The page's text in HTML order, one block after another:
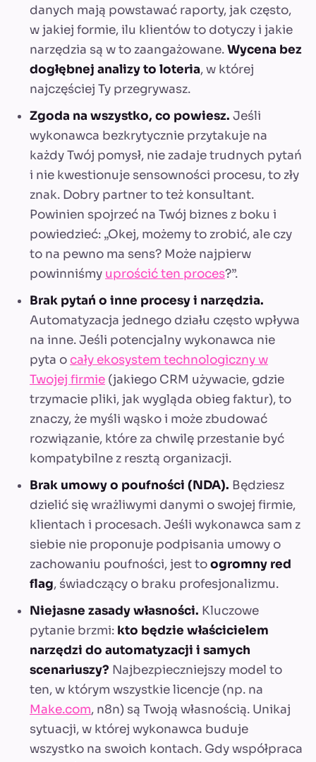
danych mają powstawać raporty, jak często,
w jakiej formie, ilu klientów to dotyczy i jakie
narzędzia są w to zaangażowane.Wycena bez
dogłębnej analizy to loteria, w której
najczęściej Ty przegrywasz.
Zgoda na wszystko, co powiesz. Jeśli
wykonawca bezkrytycznie przytakuje na
każdy Twój pomysł, nie zadaje trudnych pytań
i nie kwestionuje sensowności procesu, to zły
znak. Dobry partner to też konsultant.
Powinien spojrzeć na Twój biznes z boku i
powiedzieć: „Okej, możemy to zrobić, ale czy
to na pewno ma sens? Może najpierw
powinniśmy uprościć ten proces?”.
Brak pytań o inne procesy i narzędzia.
Automatyzacja jednego działu często wpływa
na inne. Jeśli potencjalny wykonawca nie
pyta o cały ekosystem technologiczny w
Twojej firmie (jakiego CRM używacie, gdzie
trzymacie pliki, jak wygląda obieg faktur), to
znaczy, że myśli wąsko i może zbudować
rozwiązanie, które za chwilę przestanie być
kompatybilne z resztą organizacji.
Brak umowy o poufności (NDA). Będziesz
dzielić się wrażliwymi danymi o swojej firmie,
klientach i procesach. Jeśli wykonawca sam z
siebie nie proponuje podpisania umowy o
zachowaniu poufności, jest toogromny red
flag, świadczący o braku profesjonalizmu.
Niejasne zasady własności. Kluczowe
pytanie brzmi: kto będzie właścicielem
narzędzi do automatyzacji i samych
scenariuszy? Najbezpieczniejszy model to
ten, w którym wszystkie licencje (np. na
Make.com, n8n) są Twoją własnością. Unikaj
sytuacji, w której wykonawca buduje
wszystko na swoich kontach. Gdy współpraca